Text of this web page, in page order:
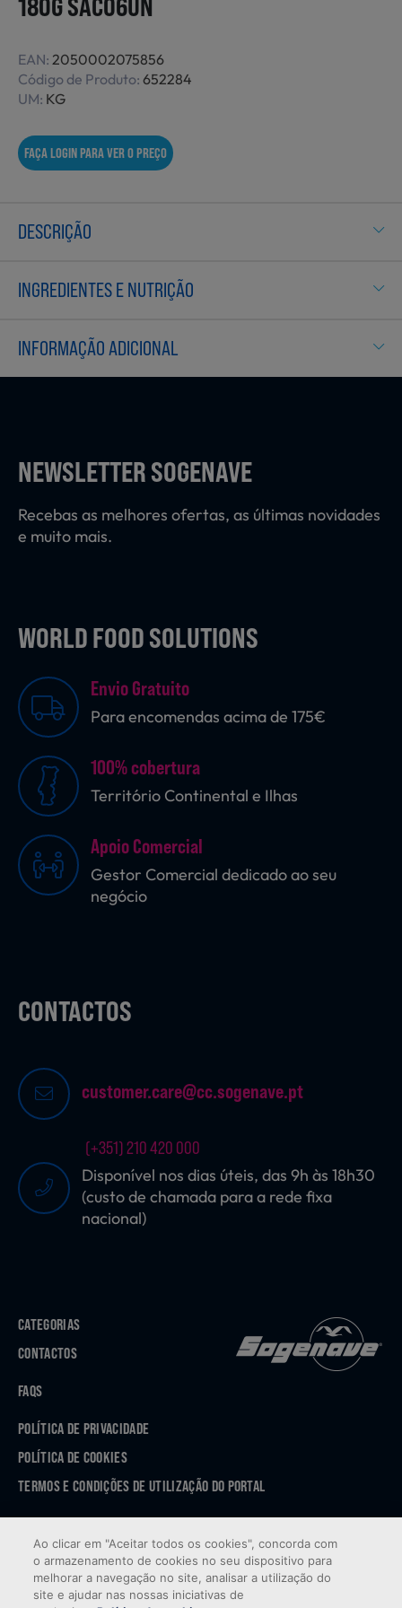
Refeições Prontas
Frutas e Legumes
Mercearia
Nutrição Clínica
Bebidas e Garrafeira
Produtos Vegetarianos
Sobremesas
EAN: 2050002075856
Código de Produto: 652284
UM: KG
FAÇA LOGIN PARA VER O PREÇO
DESCRIÇÃO
INGREDIENTES E NUTRIÇÃO
INFORMAÇÃO ADICIONAL
NEWSLETTER SOGENAVE
Recebas as melhores ofertas, as últimas novidades
e muito mais.
WORLD FOOD SOLUTIONS
Envio Gratuito
Para encomendas acima de 175€
100% cobertura
Território Continental e Ilhas
Apoio Comercial
Gestor Comercial dedicado ao seu
negócio
CONTACTOS
customer.care@cc.sogenave.pt
(+351) 210 420 000
Disponível nos dias úteis, das 9h às 18h30
(custo de chamada para a rede fixa
nacional)
CATEGORIAS
CONTACTOS
FAQS
POLÍTICA DE PRIVACIDADE
POLÍTICA DE COOKIES
TERMOS E CONDIÇÕES DE UTILIZAÇÃO DO PORTAL
GOOGLE PLAY
Ao clicar em "Aceitar todos os cookies", concorda com
o armazenamento de cookies no seu dispositivo para
melhorar a navegação no site, analisar a utilização do
site e ajudar nas nossas iniciativas de